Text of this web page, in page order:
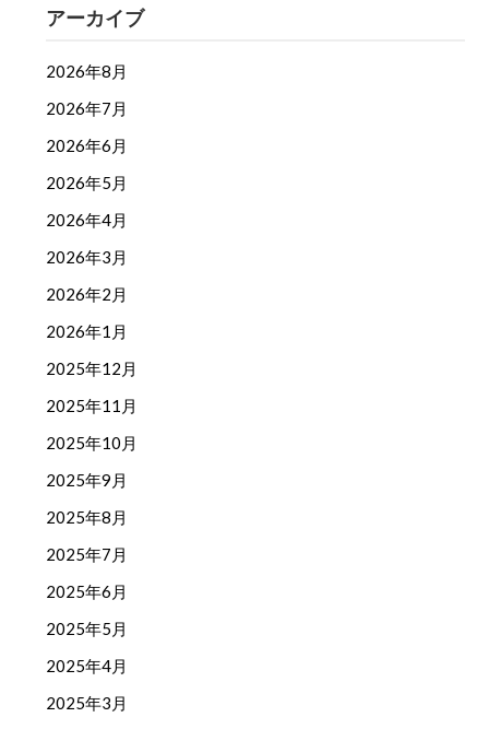
アーカイブ
2026年8月
2026年7月
2026年6月
2026年5月
2026年4月
2026年3月
2026年2月
2026年1月
2025年12月
2025年11月
2025年10月
2025年9月
2025年8月
2025年7月
2025年6月
2025年5月
2025年4月
2025年3月